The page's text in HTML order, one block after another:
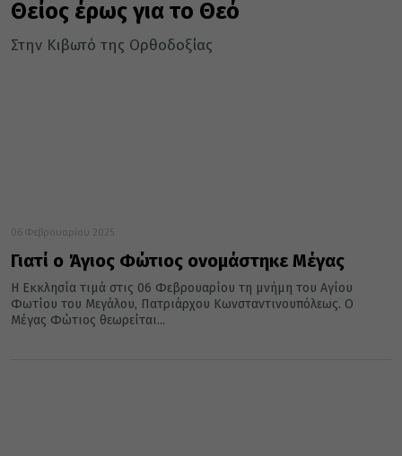
Θείος έρως για το Θεό
Στην Κιβωτό της Ορθοδοξίας
06 Φεβρουαρίου 2025
Γιατί ο Άγιος Φώτιος ονομάστηκε Μέγας
Η Εκκλησία τιμά στις 06 Φεβρουαρίου τη μνήμη του Αγίου
Φωτίου του Μεγάλου, Πατριάρχου Κωνσταντινουπόλεως. Ο
Μέγας Φώτιος θεωρείται...